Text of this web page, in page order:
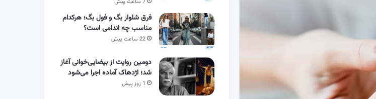
7 ساعت پیش
فرق شلوار بگ و فول بگ؛ هرکدام
مناسب چه اندامی است؟
22 ساعت پیش
دومین روایت از بیضایی‌خوانی آغاز
شد؛ اژدهاک آماده اجرا می‌شود
1 روز پیش